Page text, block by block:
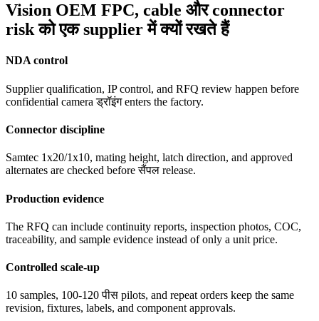
Vision OEM FPC, cable और connector
risk को एक supplier में क्यों रखते हैं
NDA control
Supplier qualification, IP control, and RFQ review happen before
confidential camera ड्रॉइंग enters the factory.
Connector discipline
Samtec 1x20/1x10, mating height, latch direction, and approved
alternates are checked before सैंपल release.
Production evidence
The RFQ can include continuity reports, inspection photos, COC,
traceability, and sample evidence instead of only a unit price.
Controlled scale-up
10 samples, 100-120 पीस pilots, and repeat orders keep the same
revision, fixtures, labels, and component approvals.